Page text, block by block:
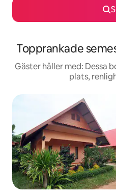
Topprankade
Gäster håller med: Dessa
plats,